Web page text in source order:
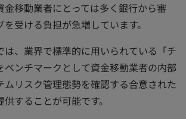
金移動業者にとっては多く銀行から審
受ける負担が急増しています。
は、業界で標準的に用いられている「チ
ベンチマークとして資金移動業者の内部
ムリスク管理態勢を確認する合意された
することが可能です。